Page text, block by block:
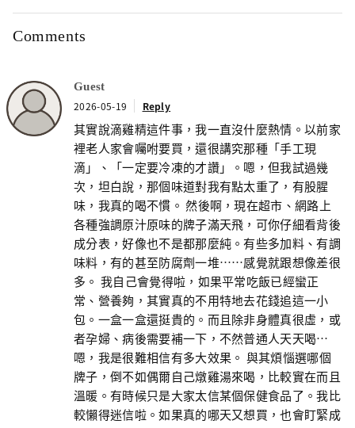
Comments
Guest
2026-05-19 Reply
其實說滴雞精這件事，我一直沒什麼熱情。以前家
裡老人家會囑咐要買，還很講究那種「手工現
滴」、「一定要冷凍的才讚」。嗯，但我試過幾
次，坦白說，那個味道對我有點太重了，有股腥
味，我真的喝不慣。 然後啊，現在超市、網路上
各種強調原汁原味的牌子滿天飛，可你仔細看背後
成分表，好像也不是都那麼純。有些多加料、有調
味料，有的甚至防腐劑一堆……感覺就跟想像差很
多。 我自己會覺得啦，如果平常吃飯已經蠻正
常、營養夠，其實真的不用特地去花錢追這一小
包。一盒一盒還挺貴的。而且除非身體真很虛，或
者孕婦、病後需要補一下，不然普通人天天喝…
嗯，我是很難相信有多大效果。 與其煩惱選哪個
牌子，倒不如偶爾自己燉雞湯來喝，比較實在而且
溫暖。有時候只是大家太信某個保健食品了。我比
較懶得迷信啦。如果真的哪天又想買，也會盯緊成